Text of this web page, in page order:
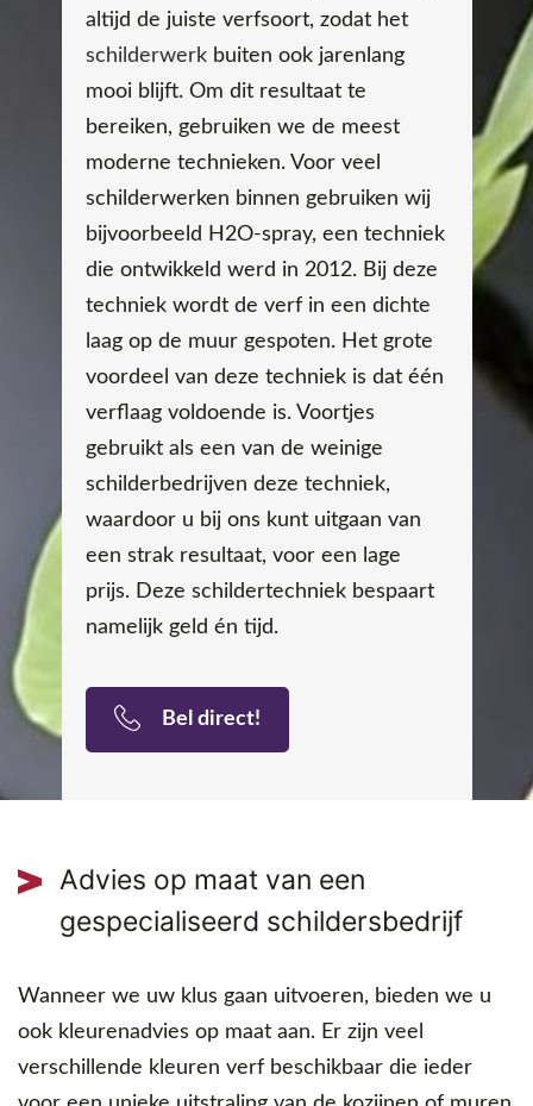
altijd de juiste verfsoort, zodat het
schilderwerkbuiten ook jarenlang
mooi blijft. Om dit resultaat te
bereiken, gebruiken we de meest
moderne technieken. Voor veel
schilderwerken binnen gebruiken wij
bijvoorbeeld H2O-spray, een techniek
die ontwikkeld werd in 2012. Bij deze
techniek wordt de verf in een dichte
laag op de muur gespoten. Het grote
voordeel van deze techniek is dat één
verflaag voldoende is. Voortjes
gebruikt als een van de weinige
schilderbedrijven deze techniek,
waardoor u bij ons kunt uitgaan van
een strak resultaat, voor een lage
prijs. Deze schildertechniek bespaart
namelijk geld én tijd.
Bel direct!
Advies op maat van een
gespecialiseerd schildersbedrijf
Wanneer we uw klus gaan uitvoeren, bieden we u
ook kleurenadvies op maat aan. Er zijn veel
verschillende kleuren verf beschikbaar die ieder